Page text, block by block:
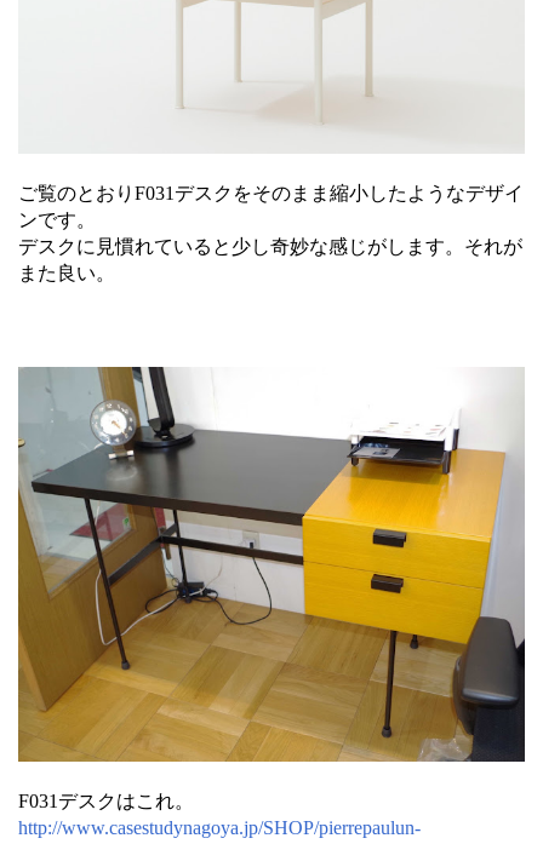
ご覧のとおりF031デスクをそのまま縮小したようなデザイ
ンです。
デスクに見慣れていると少し奇妙な感じがします。それが
また良い。
F031デスクはこれ。
http://www.casestudynagoya.jp/SHOP/pierrepaulun-